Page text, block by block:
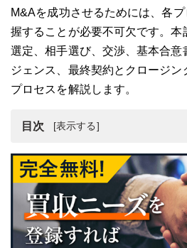
M&Aを成功させるためには、各
握することが必要不可欠です。本
選定、相手選び、交渉、基本合意
ジェンス、最終契約とクロージ
プロセスを解説します。
目次
M&Aのプロセスとは？
M&Aのプロセス（準備段階）
M&Aのプロセス（交渉段階）
M&Aのプロセス（クロージング